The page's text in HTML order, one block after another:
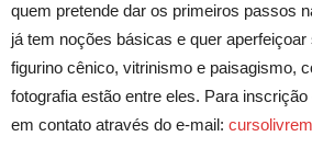
quem pretende dar os primeiros passos
já tem noções básicas e quer
figurino cênico, vitrinismo e paisagismo,
fotografia estão entre eles. Para
em contato através do e-mail: